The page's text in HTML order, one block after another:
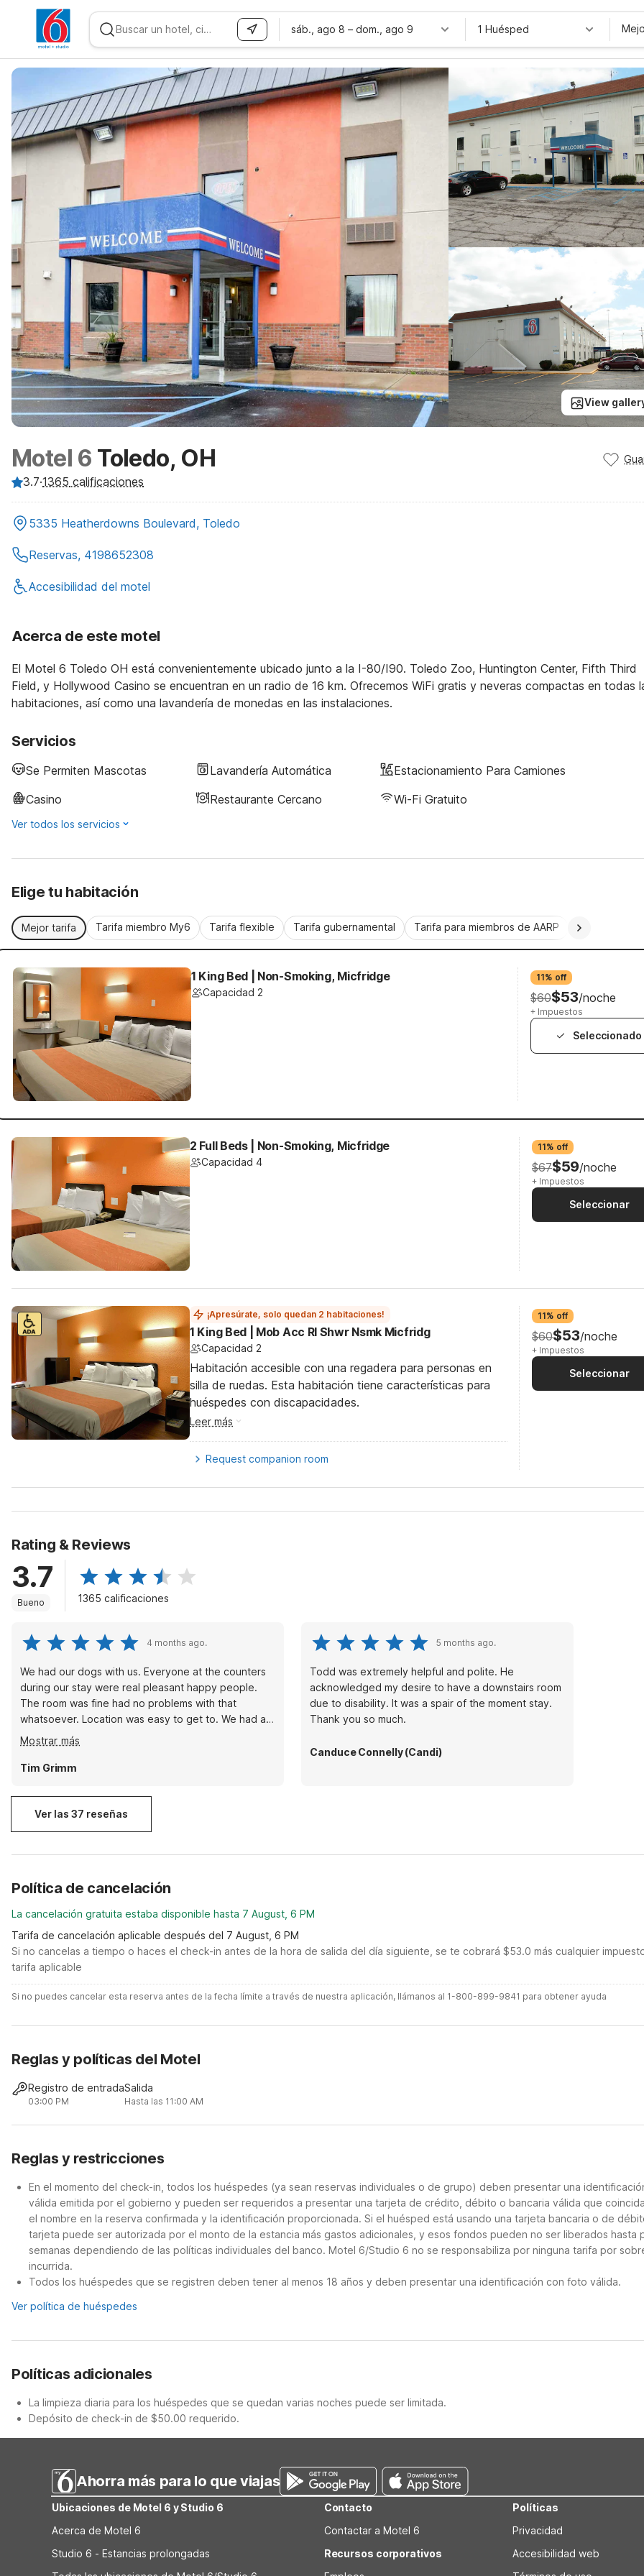
sáb., ago 8 – dom., ago 9 1 Huésped
View
Motel 6 Toledo, OH
3.7·1365 calificaciones
5335 Heatherdowns Boulevard, Toledo
Reservas, 4198652308
Accesibilidad del motel
Acerca de este motel
El Motel 6 Toledo OH está convenientemente ubicado junto a la I-80/I90. Toledo Zoo, Huntington Center, Fifth Third
Field, y Hollywood Casino se encuentran en un radio de 16 km. Ofrecemos WiFi gratis y neveras compactas en todas
habitaciones, así como una lavandería de monedas en las instalaciones.
Servicios
Se Permiten Mascotas Lavandería Automática
Estacionamiento Para Camiones
Casino
Restaurante Cercano Wi-Fi Gratuito
Ver todos los servicios
Elige tu habitación
Mejor tarifa Tarifa miembro My6 Tarifa flexible Tarifa gubernamental Tarifa para miembros de AARP
1 King Bed | Non-Smoking, Micfridge
Capacidad 2
11% off
$60$53/noche
+ Impuestos
Seleccionado
2 Full Beds | Non-Smoking, Micfridge
Capacidad 4
11% off
$67$59/noche
+ Impuestos
Seleccionar
¡Apresúrate, solo quedan 2 habitaciones!
1 King Bed | Mob Acc RI Shwr Nsmk Micfridg
Capacidad 2
Habitación accesible con una regadera para personas en
silla de ruedas. Esta habitación tiene características para
huéspedes con discapacidades.
Leer más
Request companion room
11% off
$60$53/noche
+ Impuestos
Seleccionar
Rating & Reviews
3.7
Bueno 1365 calificaciones
4 months ago.
We had our dogs with us. Everyone at the counters
during our stay were real pleasant happy people.
The room was fine had no problems with that
whatsoever. Location was easy to get to. We had a
good stay and that's pretty much all you can ask for
when you're away from your own home. But the
people really were awesome!
Mostrar más
Tim Grimm
5 months ago.
Todd was extremely helpful and polite. He
acknowledged my desire to have a downstairs room
due to disability. It was a spair of the moment stay.
Thank you so much.
Canduce Connelly (Candi)
Ver las 37 reseñas
Política de cancelación
La cancelación gratuita estaba disponible hasta 7 August, 6 PM
Tarifa de cancelación aplicable después del 7 August, 6 PM
Si no cancelas a tiempo o haces el check-in antes de la hora de salida del día siguiente, se te cobrará $53.0 más cualquier
tarifa aplicable
Si no puedes cancelar esta reserva antes de la fecha límite a través de nuestra aplicación, llámanos al 1-800-899-9841 para obtener ayuda
Reglas y políticas del Motel
Registro de entrada
03:00 PM
Salida
Hasta las 11:00 AM
Reglas y restricciones
En el momento del check-in, todos los huéspedes (ya sean reservas individuales o de grupo) deben presentar una
válida emitida por el gobierno y pueden ser requeridos a presentar una tarjeta de crédito, débito o bancaria válida que
el nombre en la reserva confirmada y la identificación proporcionada. Si el huésped está usando una tarjeta bancaria o de
tarjeta puede ser autorizada por el monto de la estancia más gastos adicionales, y esos fondos pueden no ser liberados hasta
semanas dependiendo de las políticas individuales del banco. Motel 6/Studio 6 no se responsabiliza por ninguna tarifa por
incurrida.
Todos los huéspedes que se registren deben tener al menos 18 años y deben presentar una identificación con foto válida.
Ver política de huéspedes
Políticas adicionales
La limpieza diaria para los huéspedes que se quedan varias noches puede ser limitada.
Depósito de check-in de $50.00 requerido.
Ahorra más para lo que viajas
Ubicaciones de Motel 6 y Studio 6
Acerca de Motel 6
Studio 6 - Estancias prolongadas
Contacto
Contactar a Motel 6
Recursos corporativos
Políticas
Privacidad
Accesibilidad web